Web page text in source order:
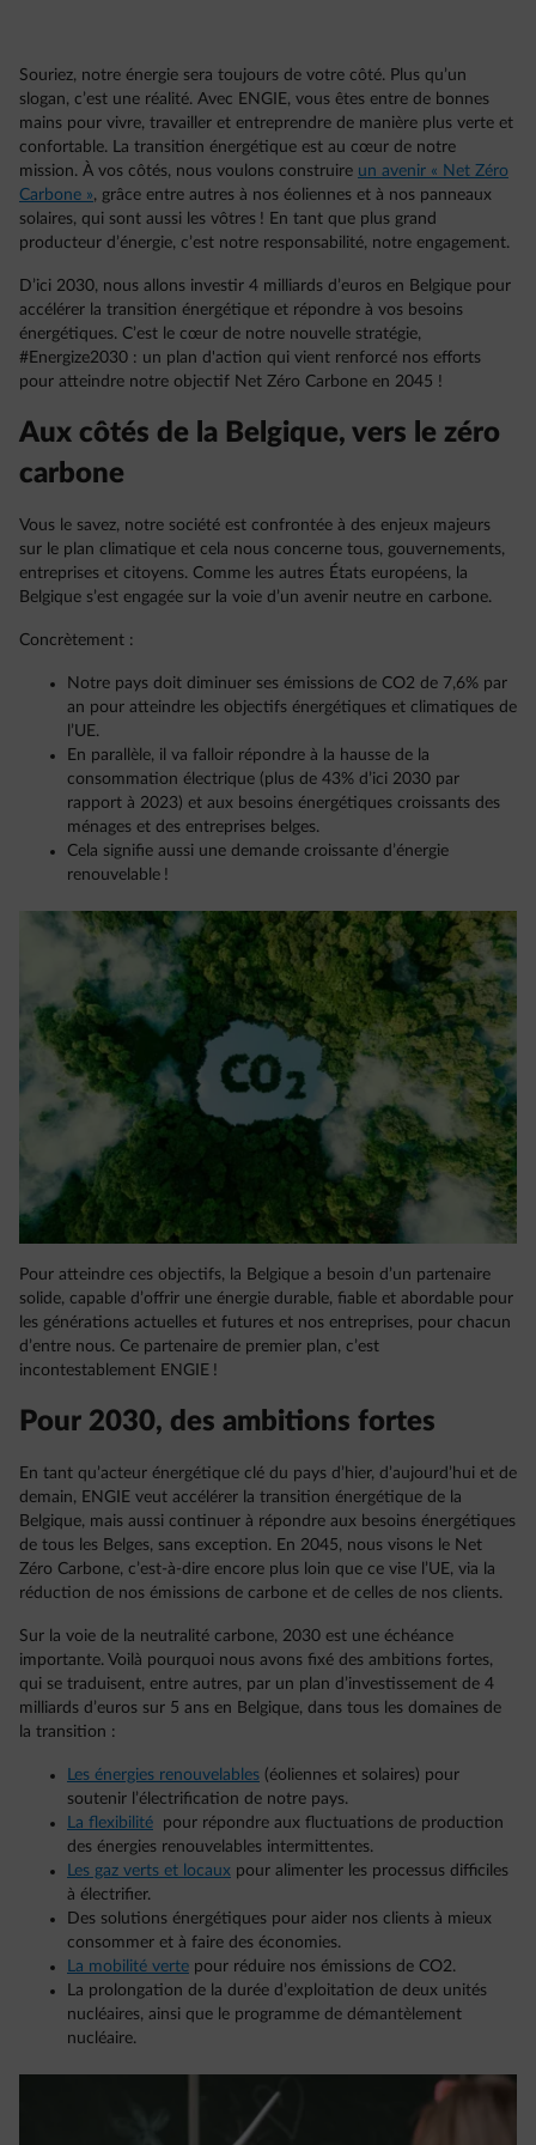
Souriez, notre énergie sera toujours de votre côté. Plus qu’un
slogan, c’est une réalité. Avec ENGIE, vous êtes entre de bonnes
mains pour vivre, travailler et entreprendre de manière plus verte et
confortable. La transition énergétique est au cœur de notre
mission. À vos côtés, nous voulons construire un avenir « Net Zéro
Carbone », grâce entre autres à nos éoliennes et à nos panneaux
solaires, qui sont aussi les vôtres ! En tant que plus grand
producteur d’énergie, c’est notre responsabilité, notre engagement.
D’ici 2030, nous allons investir 4 milliards d’euros en Belgique pour
accélérer la transition énergétique et répondre à vos besoins
énergétiques. C’est le cœur de notre nouvelle stratégie,
#Energize2030 : un plan d'action qui vient renforcé nos efforts
pour atteindre notre objectif Net Zéro Carbone en 2045 !
Aux côtés de la Belgique, vers le zéro
carbone
Vous le savez, notre société est confrontée à des enjeux majeurs
sur le plan climatique et cela nous concerne tous, gouvernements,
entreprises et citoyens. Comme les autres États européens, la
Belgique s’est engagée sur la voie d’un avenir neutre en carbone.
Concrètement :
Notre pays doit diminuer ses émissions de CO2 de 7,6% par
an pour atteindre les objectifs énergétiques et climatiques de
l’UE.
En parallèle, il va falloir répondre à la hausse de la
consommation électrique (plus de 43% d’ici 2030 par
rapport à 2023) et aux besoins énergétiques croissants des
ménages et des entreprises belges.
Cela signifie aussi une demande croissante d’énergie
renouvelable !
Pour atteindre ces objectifs, la Belgique a besoin d’un partenaire
solide, capable d’offrir une énergie durable, fiable et abordable pour
les générations actuelles et futures et nos entreprises, pour chacun
d’entre nous. Ce partenaire de premier plan, c’est
incontestablement ENGIE !
Pour 2030, des ambitions fortes
En tant qu’acteur énergétique clé du pays d’hier, d’aujourd’hui et de
demain, ENGIE veut accélérer la transition énergétique de la
Belgique, mais aussi continuer à répondre aux besoins énergétiques
de tous les Belges, sans exception. En 2045, nous visons le Net
Zéro Carbone, c’est-à-dire encore plus loin que ce vise l’UE, via la
réduction de nos émissions de carbone et de celles de nos clients.
Sur la voie de la neutralité carbone, 2030 est une échéance
importante. Voilà pourquoi nous avons fixé des ambitions fortes,
qui se traduisent, entre autres, par un plan d’investissement de 4
milliards d’euros sur 5 ans en Belgique, dans tous les domaines de
la transition :
Les énergies renouvelables (éoliennes et solaires) pour
soutenir l’électrification de notre pays.
La flexibilité pour répondre aux fluctuations de production
des énergies renouvelables intermittentes.
Les gaz verts et locaux pour alimenter les processus difficiles
à électrifier.
Des solutions énergétiques pour aider nos clients à mieux
consommer et à faire des économies.
La mobilité verte pour réduire nos émissions de CO2.
La prolongation de la durée d’exploitation de deux unités
nucléaires, ainsi que le programme de démantèlement
nucléaire.